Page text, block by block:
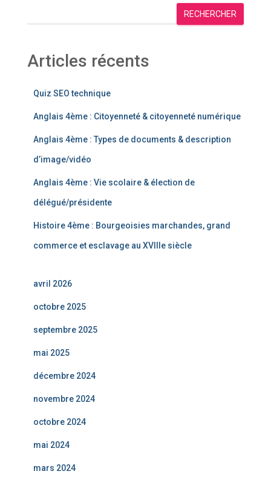
RECHERCHER
Articles récents
Quiz SEO technique
Anglais 4ème : Citoyenneté & citoyenneté numérique
Anglais 4ème : Types de documents & description
d’image/vidéo
Anglais 4ème : Vie scolaire & élection de
délégué/présidente
Histoire 4ème : Bourgeoisies marchandes, grand
commerce et esclavage au XVIIIe siècle
avril 2026
octobre 2025
septembre 2025
mai 2025
décembre 2024
novembre 2024
octobre 2024
mai 2024
mars 2024